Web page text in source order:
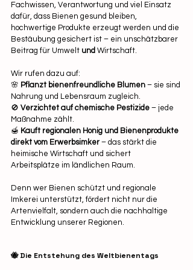
Fachwissen, Verantwortung und viel Einsatz
dafür, dass Bienen gesund bleiben,
hochwertige Produkte erzeugt werden und die
Bestäubung gesichert ist – ein unschätzbarer
Beitrag für Umwelt und Wirtschaft.
Wir rufen dazu auf:
🌸 Pflanzt bienenfreundliche Blumen – sie sind
Nahrung und Lebensraum zugleich.
🚫 Verzichtet auf chemische Pestizide – jede
Maßnahme zählt.
🍯 Kauft regionalen Honig und Bienenprodukte
direkt vom Erwerbsimker – das stärkt die
heimische Wirtschaft und sichert
Arbeitsplätze im ländlichen Raum.
Denn wer Bienen schützt und regionale
Imkerei unterstützt, fördert nicht nur die
Artenvielfalt, sondern auch die nachhaltige
Entwicklung unserer Regionen.
🐝 Die Entstehung des Weltbienentags